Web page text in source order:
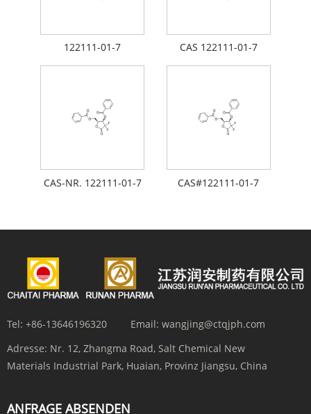
122111-01-7 CAS 122111-01-7
CAS-NR. 122111-01-7 CAS#122111-01-7
Tel: +86-13646196320 Email: wangjing@ctqjph.com
Adresse: Nr. 12, Zhangma Road, Salt Chemical New
Materials Industrial Park, Huaian, Provinz Jiangsu, China
ANFRAGE ABSENDEN